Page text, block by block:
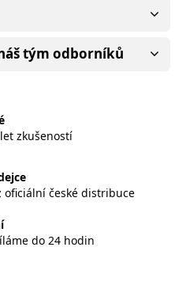
tým odborníků
zkušeností
oficiální české distribuce
do 24 hodin